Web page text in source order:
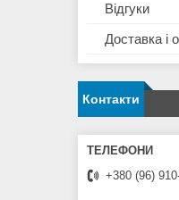
Відгуки
Доставка і
Контакти
+380 (96)